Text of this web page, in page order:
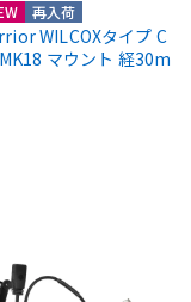
再入荷
WILCOXタイプ C
マウント 経30m